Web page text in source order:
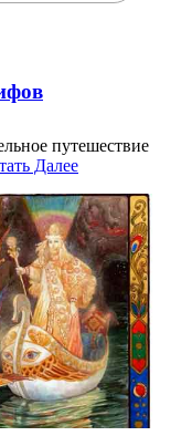
путешествие
Далее